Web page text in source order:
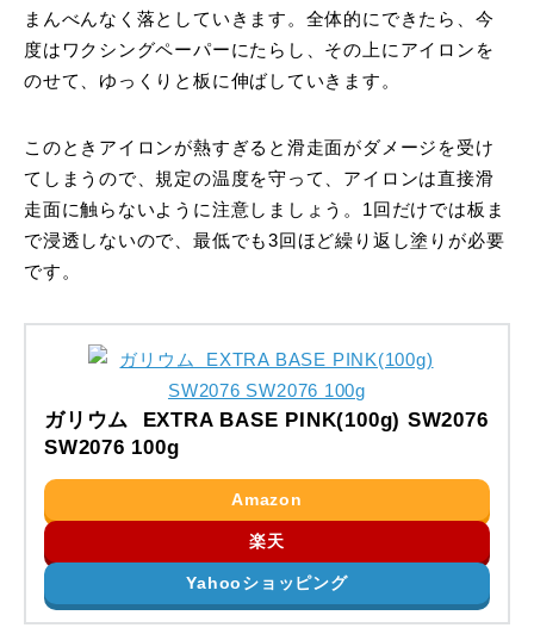
まんべんなく落としていきます。全体的にできたら、今
度はワクシングペーパーにたらし、その上にアイロンを
のせて、ゆっくりと板に伸ばしていきます。
このときアイロンが熱すぎると滑走面がダメージを受け
てしまうので、規定の温度を守って、アイロンは直接滑
走面に触らないように注意しましょう。1回だけでは板ま
で浸透しないので、最低でも3回ほど繰り返し塗りが必要
です。
ガリウム EXTRA BASE PINK(100g) SW2076
SW2076 100g
Amazon
楽天
Yahooショッピング